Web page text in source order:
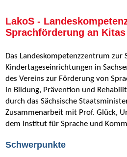
LakoS -
Sprachförderung an
Das Landeskompetenzzentrum zur
Kindertageseinrichtungen in
des Vereins zur Förderung von
in Bildung, Prävention und
durch das Sächsische
Zusammenarbeit mit Prof. Glück,
dem Institut für Sprache und
Schwerpunkte